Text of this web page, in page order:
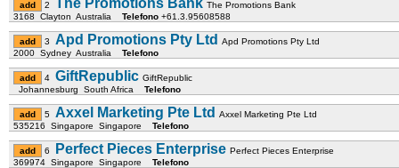
2 The Promotions Bank The Promotions Bank
3168 Clayton Australia Telefono +61.3.95608588
3 Apd Promotions Pty Ltd
Apd Promotions Pty Ltd
2000 Sydney Australia Telefono
4 GiftRepublic GiftRepublic
Johannesburg South Africa Telefono
5 Axxel Marketing Pte Ltd
Axxel Marketing Pte Ltd
535216 Singapore Singapore Telefono
6 Perfect Pieces Enterprise Perfect Pieces Enterprise
369974 Singapore Singapore Telefono